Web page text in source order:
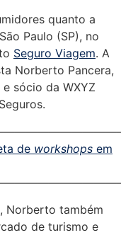
quanto a
Paulo (SP), no
Seguro Viagem. A
Norberto Pancera,
sócio da WXYZ
de workshops em
, Norberto também
de turismo e